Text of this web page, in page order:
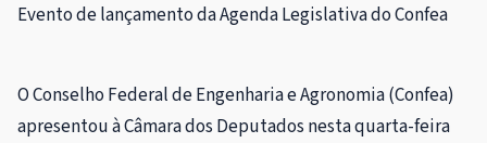
Evento de lançamento da Agenda Legislativa do Confea
O Conselho Federal de Engenharia e Agronomia (Confea)
apresentou à Câmara dos Deputados nesta quarta-feira